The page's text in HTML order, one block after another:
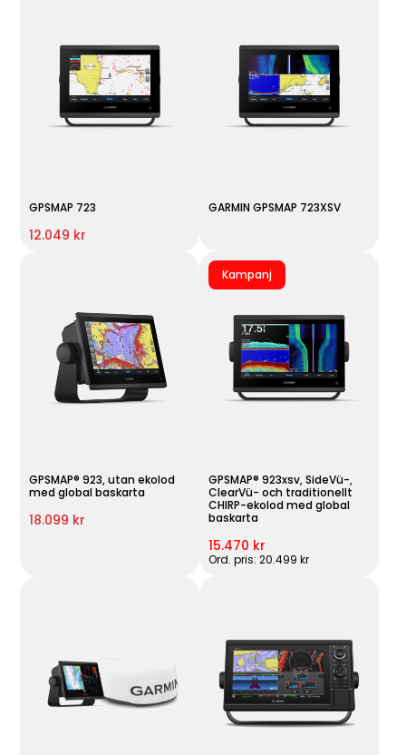
GPSMAP 723
12.049 kr
GARMIN GPSMAP 723XSV
GPSMAP® 923, utan ekolod
med global baskarta
18.099 kr
Kampanj
GPSMAP® 923xsv, SideVü-,
ClearVü- och traditionellt
CHIRP-ekolod med global
baskarta
15.470 kr
Ord. pris: 20.499 kr